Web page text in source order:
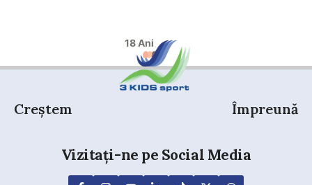
18 Ani
Creștem Împreună
Vizitați-ne pe Social Media